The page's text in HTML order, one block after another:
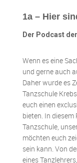
1a – Hier
Der Podcast
Wenn es eine
und gerne auch
Daher wurde es
Tanzschule
euch einen
bieten. In
Tanzschule,
möchten euch
sein kann. Von
eines